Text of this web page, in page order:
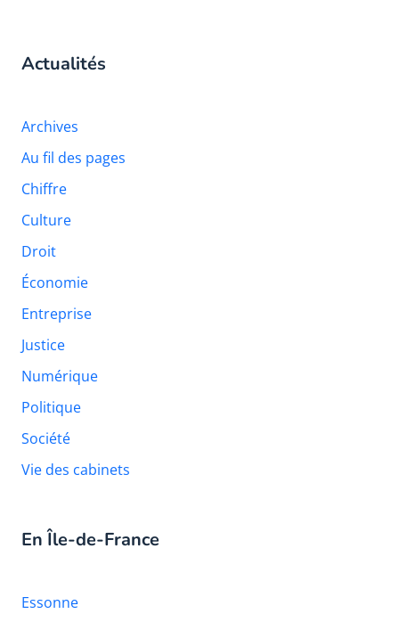
Actualités
Archives
Au fil des pages
Chiffre
Culture
Droit
Économie
Entreprise
Justice
Numérique
Politique
Société
Vie des cabinets
En Île-de-France
Essonne